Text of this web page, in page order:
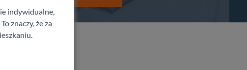
indywidualne,
znaczy, że za